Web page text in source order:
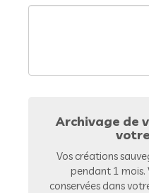
Archivage de
Vos créations
pendant 1 mois.
conservées dans